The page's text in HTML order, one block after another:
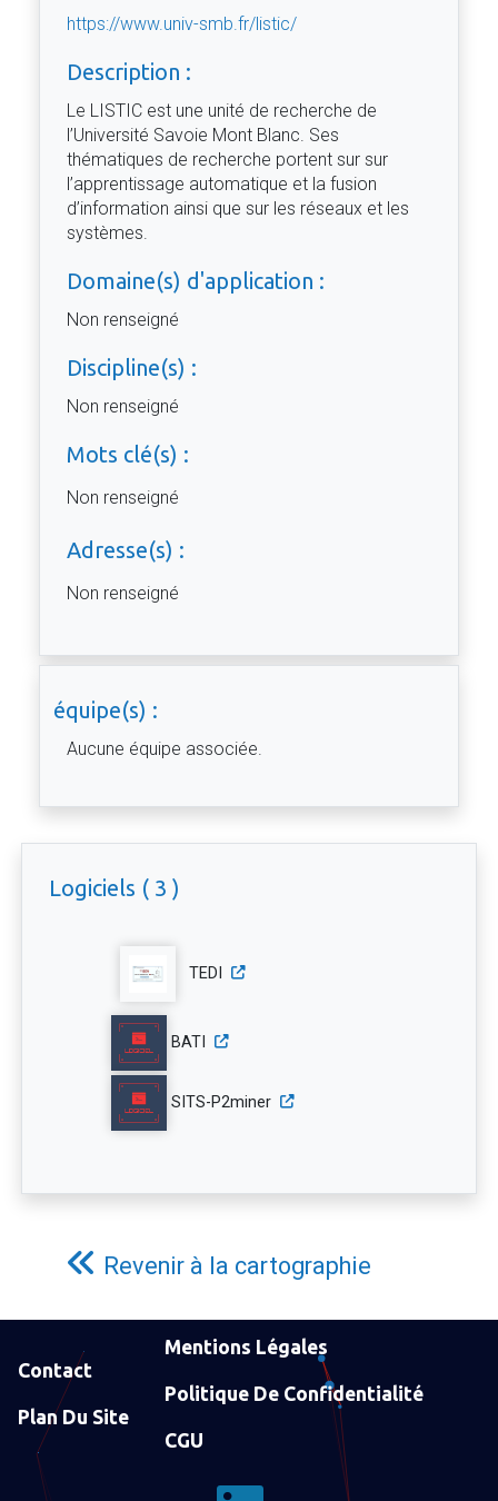
https://www.univ-smb.fr/listic/
Description :
Le LISTIC est une unité de recherche de
l’Université Savoie Mont Blanc. Ses
thématiques de recherche portent sur sur
l’apprentissage automatique et la fusion
d’information ainsi que sur les réseaux et les
systèmes.
Domaine(s) d'application :
Non renseigné
Discipline(s) :
Non renseigné
Mots clé(s) :
Non renseigné
Adresse(s) :
Non renseigné
équipe(s) :
Aucune équipe associée.
Logiciels ( 3 )
TEDI
BATI
SITS-P2miner
Revenir à la cartographie
Contact
Plan Du Site
Mentions Légales
Politique De Confidentialité
CGU